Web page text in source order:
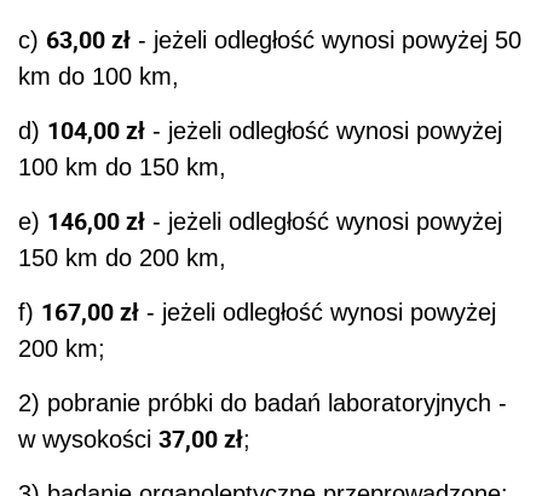
c) 63,00 zł - jeżeli odległość wynosi powyżej 50
km do 100 km,
d) 104,00 zł - jeżeli odległość wynosi powyżej
100 km do 150 km,
e) 146,00 zł - jeżeli odległość wynosi powyżej
150 km do 200 km,
f) 167,00 zł - jeżeli odległość wynosi powyżej
200 km;
2) pobranie próbki do badań laboratoryjnych -
w wysokości 37,00 zł;